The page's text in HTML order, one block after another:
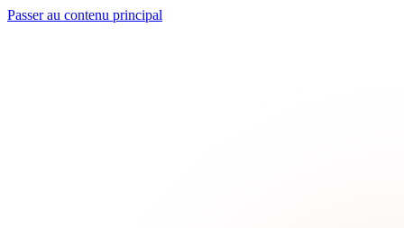
Passer au contenu principal